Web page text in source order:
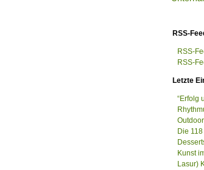
RSS-
RSS-
RSS-
Letzte
“Erfolg
Die
Kunst
Lasur)